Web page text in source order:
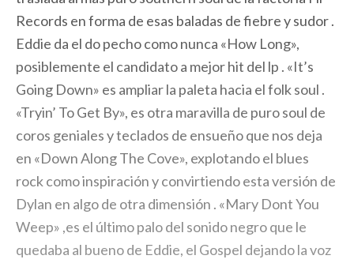
Records en forma de esas baladas de fiebre y sudor .
Eddie da el do pecho como nunca «How Long»,
posiblemente el candidato a mejor hit del lp . «It’s
Going Down» es ampliar la paleta hacia el folk soul .
«Tryin’ To Get By», es otra maravilla de puro soul de
coros geniales y teclados de ensueño que nos deja
en «Down Along The Cove», explotando el blues
rock como inspiración y convirtiendo esta versión de
Dylan en algo de otra dimensión . «Mary Dont You
Weep» ,es el último palo del sonido negro que le
quedaba al bueno de Eddie, el Gospel dejando la voz